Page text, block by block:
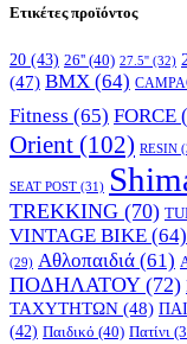
Ετικέτες προϊόντος
20 (43) 26'' (40) 27.5'' (32)
(47) BMX (64)
Fitness (65) FORCE
Orient (102) RESIN
SEAT POST (31)
TREKKING (70)
VINTAGE BIKE (64)
(29) Αθλοπαιδιά (61)
ΠΟΔΗΛΑΤΟΥ(72)
ΤΑΧΥΤΗΤΩΝ (48)
(42) Παιδικό (40) Πατίνι